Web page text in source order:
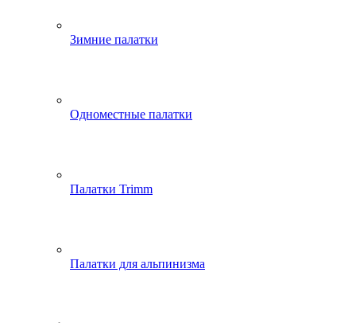
Зимние палатки
Одноместные палатки
Палатки Trimm
Палатки для альпинизма